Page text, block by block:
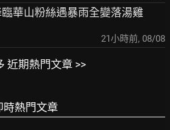
華山粉絲遇暴雨全變落湯雞
21小時前, 08/08
近期熱門文章 >>
時熱門文章